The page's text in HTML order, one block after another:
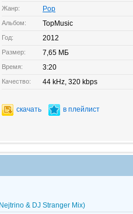
Жанр: Pop
Альбом: TopMusic
Год: 2012
Размер: 7,65 МБ
Время: 3:20
Качество: 44 kHz, 320 kbps
скачать в плейлист
& DJ Stranger Mix)